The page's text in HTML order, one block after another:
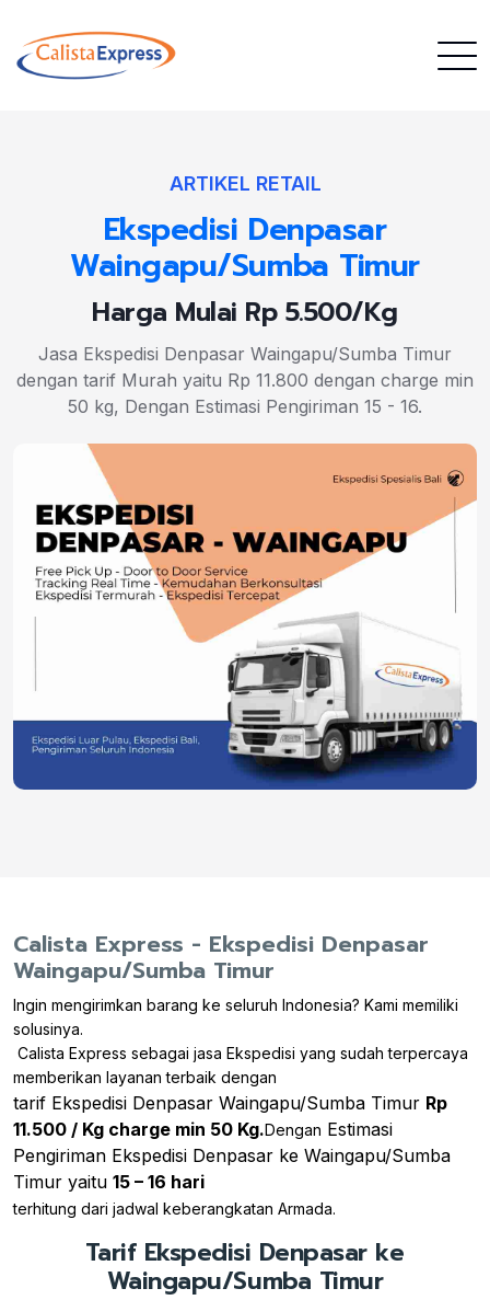
ARTIKEL RETAIL
Ekspedisi Denpasar
Waingapu/Sumba Timur
Harga Mulai Rp 5.500/Kg
Jasa Ekspedisi Denpasar Waingapu/Sumba Timur
dengan tarif Murah yaitu Rp 11.800 dengan charge min
50 kg, Dengan Estimasi Pengiriman 15 - 16.
Calista Express - Ekspedisi Denpasar
Waingapu/Sumba Timur
Ingin mengirimkan barang ke seluruh Indonesia? Kami memiliki
solusinya.
Calista Express sebagai jasa Ekspedisi yang sudah terpercaya
memberikan layanan terbaik dengan
tarif Ekspedisi Denpasar Waingapu/Sumba Timur Rp
11.500 / Kg charge min 50 Kg.Dengan Estimasi
Pengiriman Ekspedisi Denpasar ke Waingapu/Sumba
Timur yaitu 15 – 16 hari
terhitung dari jadwal keberangkatan Armada.
Tarif Ekspedisi Denpasar ke
Waingapu/Sumba Timur